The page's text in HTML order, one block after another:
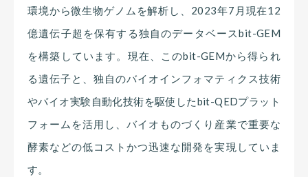
環境から微生物ゲノムを解析し、2023年7月現在12
億遺伝子超を保有する独自のデータベースbit-GEM
を構築しています。現在、このbit-GEMから得られ
る遺伝子と、独自のバイオインフォマティクス技術
やバイオ実験自動化技術を駆使したbit-QEDプラット
フォームを活用し、バイオものづくり産業で重要な
酵素などの低コストかつ迅速な開発を実現していま
す。